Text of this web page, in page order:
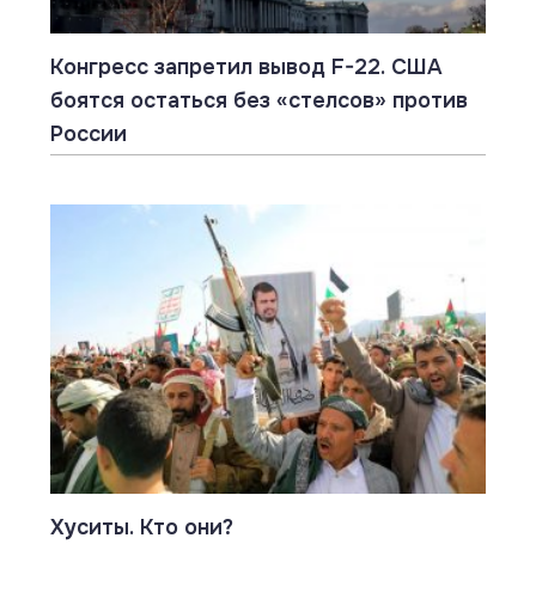
Конгресс запретил вывод F-22. США
боятся остаться без «стелсов» против
России
Хуситы. Кто они?